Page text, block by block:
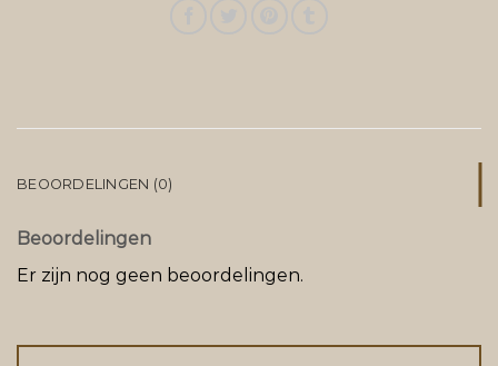
BEOORDELINGEN (0)
Beoordelingen
Er zijn nog geen beoordelingen.